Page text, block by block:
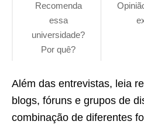
Recomenda
essa
universidade?
Por quê?
Além das entrevistas, leia
blogs, fóruns e grupos de
combinação de diferentes